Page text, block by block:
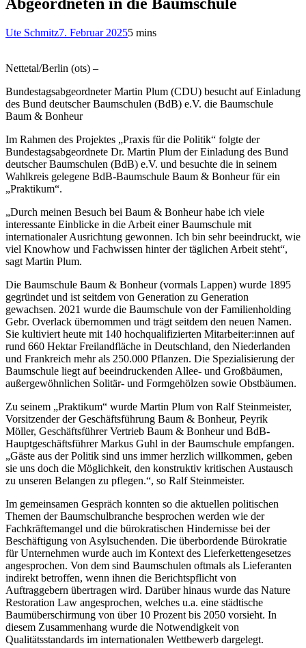
Ute Schmitz7. Februar 20255 mins
Nettetal/Berlin (ots) –
Bundestagsabgeordneter Martin Plum (CDU) besucht auf Einladung
des Bund deutscher Baumschulen (BdB) e.V. die Baumschule
Baum & Bonheur
Im Rahmen des Projektes „Praxis für die Politik“ folgte der
Bundestagsabgeordnete Dr. Martin Plum der Einladung des Bund
deutscher Baumschulen (BdB) e.V. und besuchte die in seinem
Wahlkreis gelegene BdB-Baumschule Baum & Bonheur für ein
„Praktikum“.
„Durch meinen Besuch bei Baum & Bonheur habe ich viele
interessante Einblicke in die Arbeit einer Baumschule mit
internationaler Ausrichtung gewonnen. Ich bin sehr beeindruckt, wie
viel Knowhow und Fachwissen hinter der täglichen Arbeit steht“,
sagt Martin Plum.
Die Baumschule Baum & Bonheur (vormals Lappen) wurde 1895
gegründet und ist seitdem von Generation zu Generation
gewachsen. 2021 wurde die Baumschule von der Familienholding
Gebr. Overlack übernommen und trägt seitdem den neuen Namen.
Sie kultiviert heute mit 140 hochqualifizierten Mitarbeiter:innen auf
rund 660 Hektar Freilandfläche in Deutschland, den Niederlanden
und Frankreich mehr als 250.000 Pflanzen. Die Spezialisierung der
Baumschule liegt auf beeindruckenden Allee- und Großbäumen,
außergewöhnlichen Solitär- und Formgehölzen sowie Obstbäumen.
Zu seinem „Praktikum“ wurde Martin Plum von Ralf Steinmeister,
Vorsitzender der Geschäftsführung Baum & Bonheur, Peyrik
Möller, Geschäftsführer Vertrieb Baum & Bonheur und BdB-
Hauptgeschäftsführer Markus Guhl in der Baumschule empfangen.
„Gäste aus der Politik sind uns immer herzlich willkommen, geben
sie uns doch die Möglichkeit, den konstruktiv kritischen Austausch
zu unseren Belangen zu pflegen.“, so Ralf Steinmeister.
Im gemeinsamen Gespräch konnten so die aktuellen politischen
Themen der Baumschulbranche besprochen werden wie der
Fachkräftemangel und die bürokratischen Hindernisse bei der
Beschäftigung von Asylsuchenden. Die überbordende Bürokratie
für Unternehmen wurde auch im Kontext des Lieferkettengesetzes
angesprochen. Von dem sind Baumschulen oftmals als Lieferanten
indirekt betroffen, wenn ihnen die Berichtspflicht von
Auftraggebern übertragen wird. Darüber hinaus wurde das Nature
Restoration Law angesprochen, welches u.a. eine städtische
Baumüberschirmung von über 10 Prozent bis 2050 vorsieht. In
diesem Zusammenhang wurde die Notwendigkeit von
Qualitätsstandards im internationalen Wettbewerb dargelegt.